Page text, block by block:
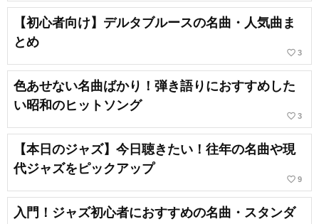
【初心者向け】デルタブルースの名曲・人気曲ま
とめ
favorite_border 3
色あせない名曲ばかり！弾き語りにおすすめした
い昭和のヒットソング
favorite_border 3
【本日のジャズ】今日聴きたい！往年の名曲や現
代ジャズをピックアップ
favorite_border 9
入門！ジャズ初心者におすすめの名曲・スタンダ